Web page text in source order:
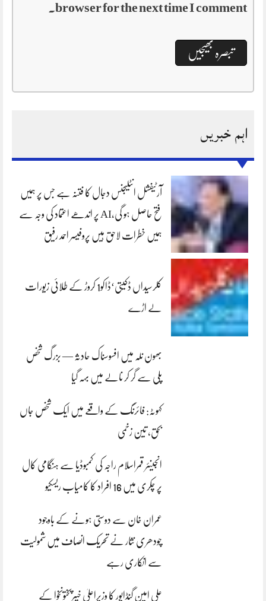
browser for the next time I comment.
اہم خبریں
آرٹیفشل انٹلیجنس دجال کا فتنہ ہے جس پر ہمیں
فتح حاصل ہو گی،AI پر اندھے اعتماد کی وجہ سے
ہمیں خطرات لاحق ہیں پروفیسر احمد رفیق
کلرسیداں ڈکیتی‘ڈاکو1 کروڑ کے طلائی زیورات
لے اڑے
بھون نلہ میں افسوسناک حادثہ — بزرگ شخص
پلی سے گر کر نالے میں بہہ گیا
کہوٹہ: فائرنگ کے واقعے میں ایک شخص جاں
بحق، تین زخمی
انجینئر قمراسلام راجہ کی کمبوڈیا سے ہنگامی کال
پر چکری میں 16 افراد کا کامیاب ریسکیو
عمران خان سے دوستی ہونے کے باوجود
چودھری نثار نے تحریک انصاف میں شمولیت
سے انکاری رہے
علی امین گنڈاپور کا وزیراعلیٰ خیبرپختونخوا کے